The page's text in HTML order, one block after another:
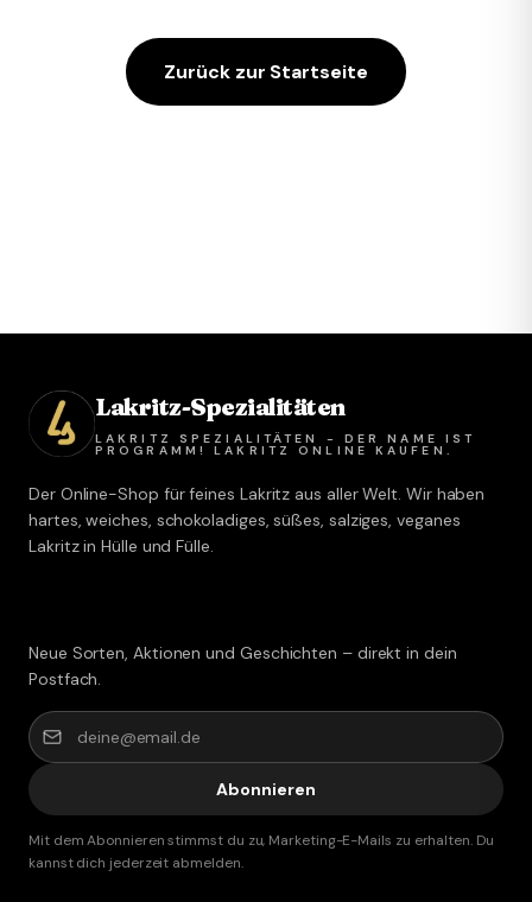
Zurück zur Startseite
Lakritz-Spezialitäten
LAKRITZ SPEZIALITÄTEN - DER NAME IST
PROGRAMM! LAKRITZ ONLINE KAUFEN.
Der Online-Shop für feines Lakritz aus aller Welt. Wir haben
hartes, weiches, schokoladiges, süßes, salziges, veganes
Lakritz in Hülle und Fülle.
Neue Sorten, Aktionen und Geschichten – direkt in dein
Postfach.
Abonnieren
Mit dem Abonnieren stimmst du zu, Marketing-E-Mails zu erhalten. Du
kannst dich jederzeit abmelden.